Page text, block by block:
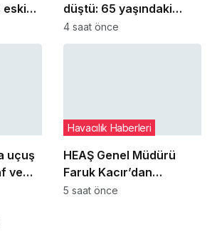
eski
düştü: 65 yaşındaki
kadın yaralandı
4 saat önce
uçuş
ve
HEAŞ Genel Müdürü
Faruk Kacır’dan
gençlere ‘başarısız olma
Havacılık Haberleri
5 saat önce